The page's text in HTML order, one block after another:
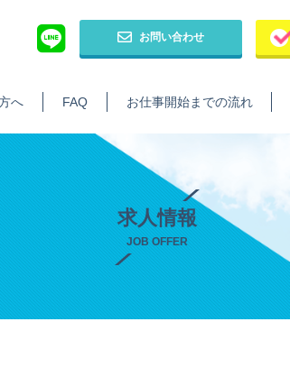
お問い合わせ
へ FAQ お仕事開始までの流れ
求人情報
JOB OFFER